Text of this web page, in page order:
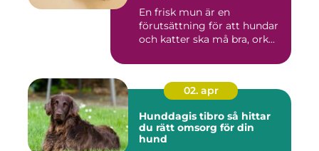
En frisk mun är en
förutsättning för att hundar
och katter ska må bra, ork...
02. apr
Hunddagis tibro så hittar
du rätt omsorg för din
hund